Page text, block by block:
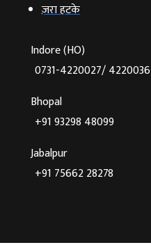
ज़रा हटके
Indore (HO)
0731-4220027/ 4220036
Bhopal
+91 93298 48099
Jabalpur
+91 75662 28278